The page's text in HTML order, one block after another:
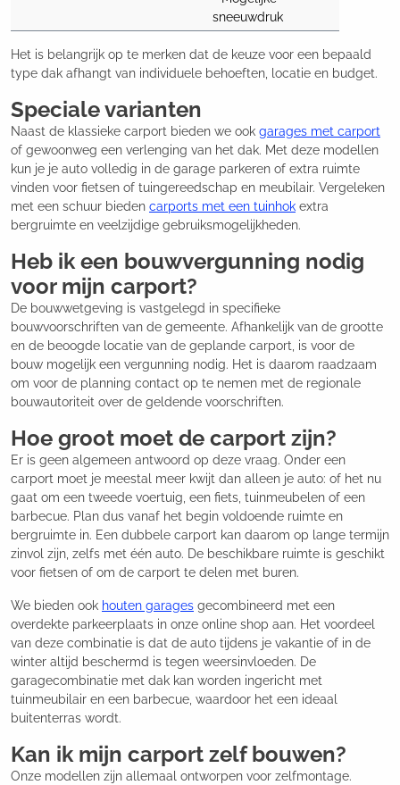
sneeuwdruk
Het is belangrijk op te merken dat de keuze voor een bepaald
type dak afhangt van individuele behoeften, locatie en budget.
Speciale varianten
Naast de klassieke carport bieden we ook garages met carport
of gewoonweg een verlenging van het dak. Met deze modellen
kun je je auto volledig in de garage parkeren of extra ruimte
vinden voor fietsen of tuingereedschap en meubilair. Vergeleken
met een schuur bieden carports met een tuinhok extra
bergruimte en veelzijdige gebruiksmogelijkheden.
Heb ik een bouwvergunning nodig
voor mijn carport?
De bouwwetgeving is vastgelegd in specifieke
bouwvoorschriften van de gemeente. Afhankelijk van de grootte
en de beoogde locatie van de geplande carport, is voor de
bouw mogelijk een vergunning nodig. Het is daarom raadzaam
om voor de planning contact op te nemen met de regionale
bouwautoriteit over de geldende voorschriften.
Hoe groot moet de carport zijn?
Er is geen algemeen antwoord op deze vraag. Onder een
carport moet je meestal meer kwijt dan alleen je auto: of het nu
gaat om een tweede voertuig, een fiets, tuinmeubelen of een
barbecue. Plan dus vanaf het begin voldoende ruimte en
bergruimte in. Een dubbele carport kan daarom op lange termijn
zinvol zijn, zelfs met één auto. De beschikbare ruimte is geschikt
voor fietsen of om de carport te delen met buren.
We bieden ook houten garages gecombineerd met een
overdekte parkeerplaats in onze online shop aan. Het voordeel
van deze combinatie is dat de auto tijdens je vakantie of in de
winter altijd beschermd is tegen weersinvloeden. De
garagecombinatie met dak kan worden ingericht met
tuinmeubilair en een barbecue, waardoor het een ideaal
buitenterras wordt.
Kan ik mijn carport zelf bouwen?
Onze modellen zijn allemaal ontworpen voor zelfmontage.